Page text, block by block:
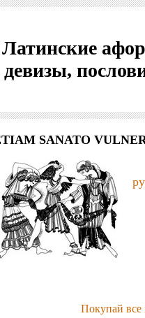
Латинские
девизы,
SANATO
Покупай все